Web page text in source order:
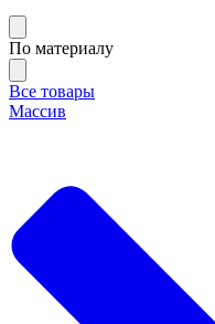
По материалу
Все товары
Массив